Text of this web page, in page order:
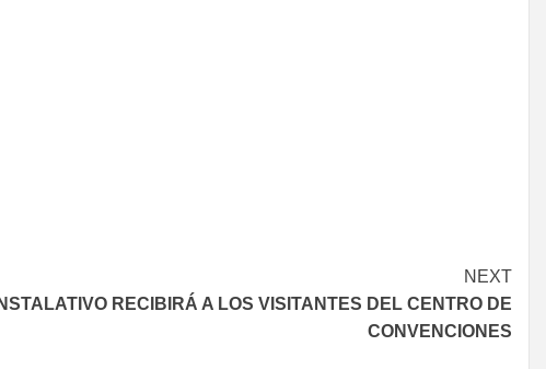
NEXT
RECIBIRÁ A LOS VISITANTES DEL CENTRO DE
CONVENCIONES